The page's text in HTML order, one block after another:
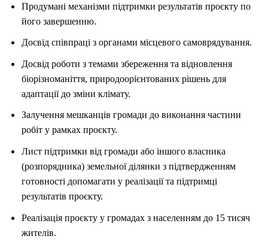
Продумані механізми підтримки результатів проєкту по
його завершенню.
Досвід співпраці з органами місцевого самоврядування.
Досвід роботи з темами збереження та відновлення
біорізноманіття, природоорієнтованих рішень для
адаптації до зміни клімату.
Залучення мешканців громади до виконання частини
робіт у рамках проєкту.
Лист підтримки від громади або іншого власника
(розпорядника) земельної ділянки з підтвердженням
готовності допомагати у реалізації та підтримці
результатів проєкту.
Реалізація проєкту у громадах з населенням до 15 тисяч
жителів.